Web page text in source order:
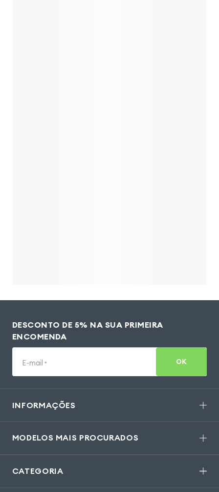
DESCONTO DE 5% NA SUA PRIMEIRA
ENCOMENDA
E-mail * OK
INFORMAÇÕES
MODELOS MAIS PROCURADOS
CATEGORIA